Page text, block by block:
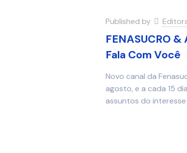
Published by
FENASUCRO
Fala Com Você
Novo canal da
agosto, e a cada 15
assuntos do